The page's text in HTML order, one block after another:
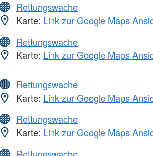
Rettungswache
Karte: Link zur Google Maps
Rettungswache
Karte: Link zur Google Maps
Rettungswache
Karte: Link zur Google Maps
Rettungswache
Karte: Link zur Google Maps